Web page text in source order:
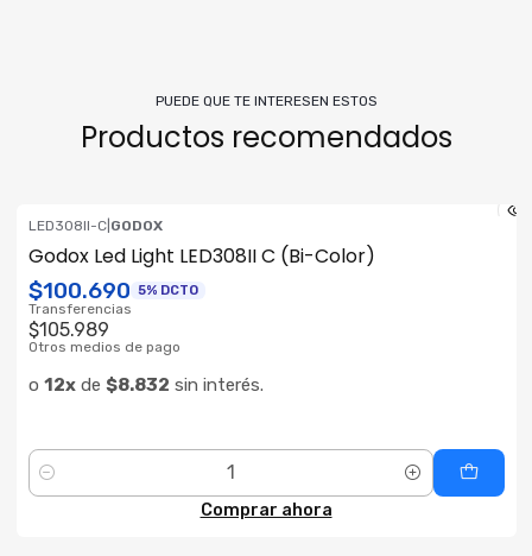
PUEDE QUE TE INTERESEN ESTOS
Productos recomendados
LED308II-C| GODOX
Godox Led Light LED308II C (Bi-Color)
$100.690 5% DCTO
Transferencias
$105.989
Otros medios de pago
o 12xde $8.832 sin interés.
Cantidad
Comprar ahora